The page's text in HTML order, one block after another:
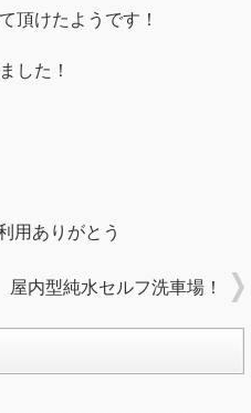
頂けたようです！
した！
用ありがとう
屋内型純水セルフ洗車場！